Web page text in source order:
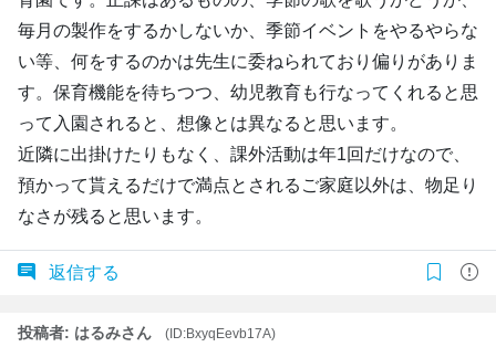
毎月の製作をするかしないか、季節イベントをやるやらな
い等、何をするのかは先生に委ねられており偏りがありま
す。保育機能を待ちつつ、幼児教育も行なってくれると思
って入園されると、想像とは異なると思います。
近隣に出掛けたりもなく、課外活動は年1回だけなので、
預かって貰えるだけで満点とされるご家庭以外は、物足り
なさが残ると思います。
返信する
投稿者: はるみさん (ID:BxyqEevb17A)